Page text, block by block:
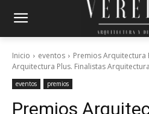
Inicio eventos
Premios Arquitectura
Arquitectura Plus. Finalistas
eventos premios
Premios